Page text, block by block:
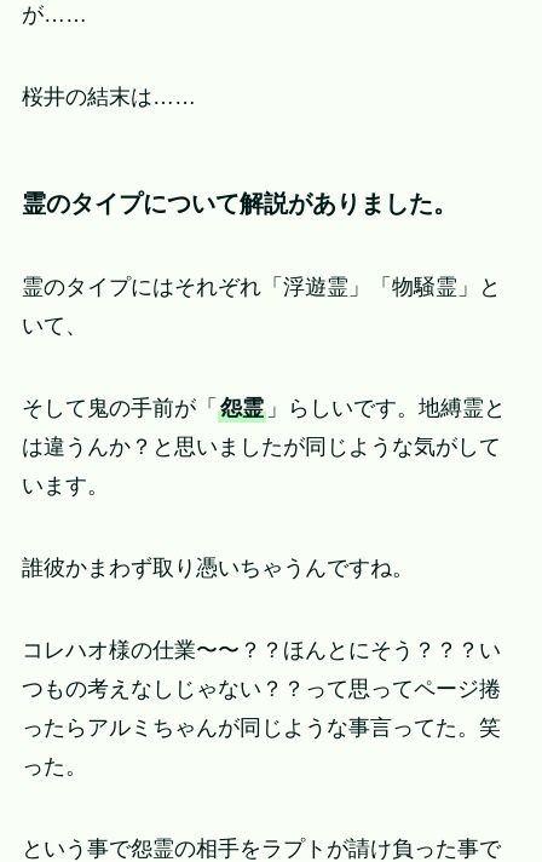
が……
桜井の結末は……
霊のタイプについて解説がありました。
霊のタイプにはそれぞれ「浮遊霊」「物騒霊」と
いて、
そして鬼の手前が「 怨霊」らしいです。地縛霊と
は違うんか？と思いましたが同じような気がして
います。
誰彼かまわず取り憑いちゃうんですね。
コレハオ様の仕業〜〜？？ほんとにそう？？？い
つもの考えなしじゃない？？って思ってページ捲
ったらアルミちゃんが同じような事言ってた。笑
った。
という事で怨霊の相手をラプトが請け負った事で